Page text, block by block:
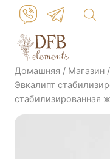
Перейти
контенту
Домашняя / Магазин /
Эвкалипт
стабилизированная